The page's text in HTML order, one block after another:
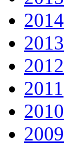
2014
2013
2012
2011
2010
2009